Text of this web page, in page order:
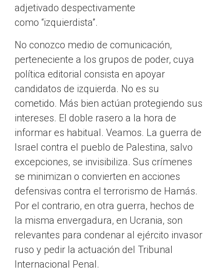
adjetivado despectivamente
como izquierdista .
No conozco medio de comunicación,
perteneciente a los grupos de poder, cuya
política editorial consista en apoyar
candidatos de izquierda. No es su
cometido. Más bien actúan protegiendo sus
intereses. El doble rasero a la hora de
informar es habitual. Veamos. La guerra de
Israel contra el pueblo de Palestina, salvo
excepciones, se invisibiliza. Sus crímenes
se minimizan o convierten en acciones
defensivas contra el terrorismo de Hamás.
Por el contrario, en otra guerra, hechos de
la misma envergadura, en Ucrania, son
relevantes para condenar al ejército invasor
ruso y pedir la actuación del Tribunal
Internacional Penal.